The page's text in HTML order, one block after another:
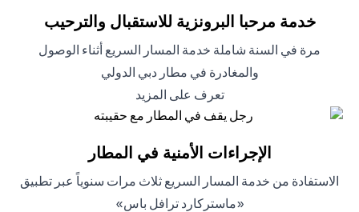
خدمة مرحبا البرونزية للاستقبال والترحيب
مرة في السنة شاملة خدمة المسار السريع أثناء الوصول
والمغادرة في مطار دبي الدولي
تعرف على المزيد
الإجراءات الأمنية في المطار
الاستفادة من خدمة المسار السريع ثلاث مرات سنوياً عبر تطبيق
«ماستركارد ترافل باس»